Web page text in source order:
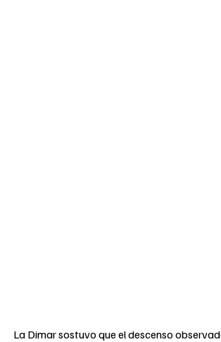
La Dimar sostuvo que el descenso